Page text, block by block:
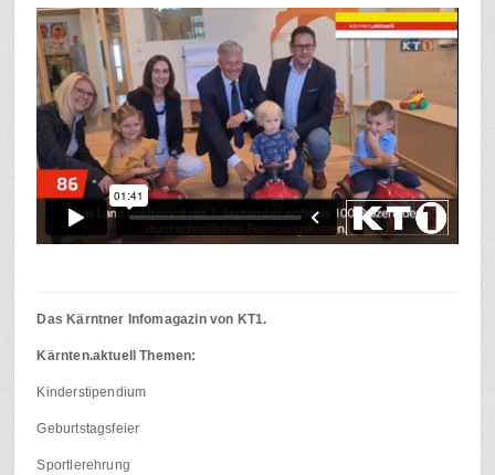
Das Kärntner Infomagazin von KT1.
Kärnten.aktuell Themen:
Kinderstipendium
Geburtstagsfeier
Sportlerehrung